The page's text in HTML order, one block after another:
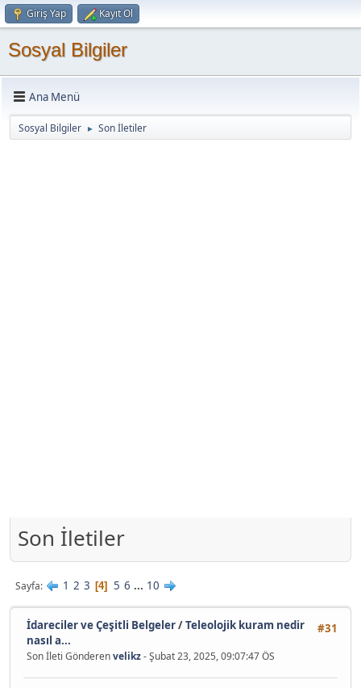
Giriş Yap Kayıt Ol
Sosyal Bilgiler
Ana Menü
Sosyal Bilgiler ► Son İletiler
Son İletiler
Sayfa 1 2 3 4 5 6 ... 10
#31
İdareciler ve Çeşitli Belgeler/Teleolojik kuram nedir
nasıl a...
Son İleti Gönderenvelikz- Şubat 23, 2025, 09:07:47 ÖS